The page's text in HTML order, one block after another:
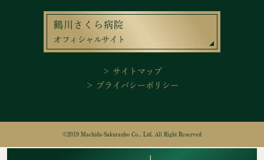
鶴川さくら病院
オフィシャルサイト
＞ サイトマップ
＞ プライバシーポリシー
©2019 Machida-Sakuranbo Co., Ltd. All Right Reserved